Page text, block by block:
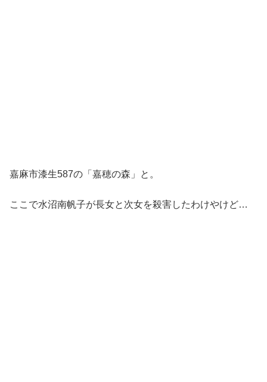
嘉麻市漆生587の「嘉穂の森」と。
ここで水沼南帆子が長女と次女を殺害したわけやけど…